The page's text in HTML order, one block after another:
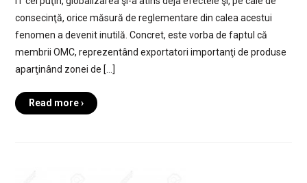
consecinţă, orice măsură de reglementare din calea acestui
fenomen a devenit inutilă. Concret, este vorba de faptul că
membrii OMC, reprezentând exportatori importanţi de produse
aparţinând zonei de […]
Read more ›